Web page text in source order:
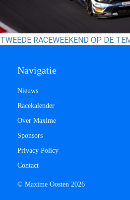
TWEEDE RACEWEEKEND OP DE
Navigatie
Nieuws
Racekalender
Over Maxime
Sponsors
Privacy Policy
Contact
© Maxime Oosten 2026